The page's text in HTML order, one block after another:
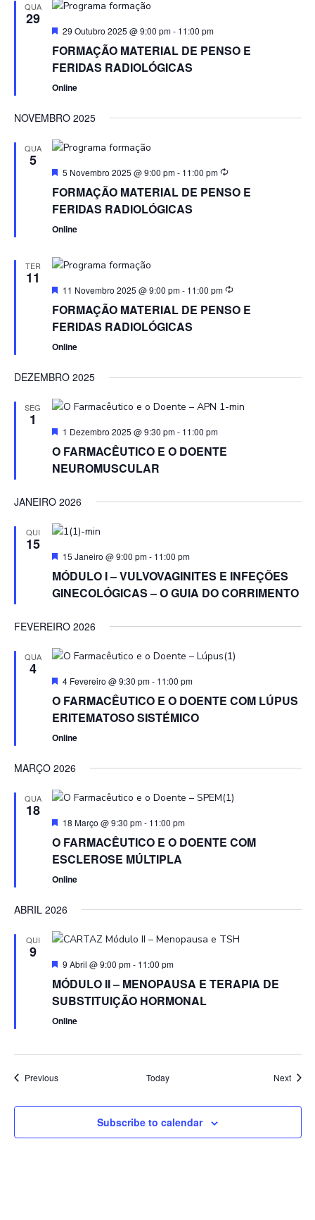
QUA
29
Featured
29 Outubro 2025 @ 9:00 pm- 11:00 pm
FORMAÇÃO MATERIAL DE PENSO E
FERIDAS RADIOLÓGICAS
Online
NOVEMBRO 2025
QUA
5
Featured
5 Novembro 2025 @ 9:00 pm- 11:00 pm
FORMAÇÃO MATERIAL DE PENSO E
FERIDAS RADIOLÓGICAS
Online
TER
11
Featured
11 Novembro 2025 @ 9:00 pm- 11:00 pm
FORMAÇÃO MATERIAL DE PENSO E
FERIDAS RADIOLÓGICAS
Online
DEZEMBRO 2025
SEG
1
Featured
1 Dezembro 2025 @ 9:30 pm- 11:00 pm
O FARMACÊUTICO E O DOENTE
NEUROMUSCULAR
JANEIRO 2026
QUI
15
Featured
15 Janeiro @ 9:00 pm- 11:00 pm
MÓDULO I – VULVOVAGINITES E INFEÇÕES
GINECOLÓGICAS – O GUIA DO CORRIMENTO
FEVEREIRO 2026
QUA
4
Featured
4 Fevereiro @ 9:30 pm- 11:00 pm
O FARMACÊUTICO E O DOENTE COM LÚPUS
ERITEMATOSO SISTÉMICO
Online
MARÇO 2026
QUA
18
Featured
18 Março @ 9:30 pm- 11:00 pm
O FARMACÊUTICO E O DOENTE COM
ESCLEROSE MÚLTIPLA
Online
ABRIL 2026
QUI
9
Featured
9 Abril @ 9:00 pm- 11:00 pm
MÓDULO II – MENOPAUSA E TERAPIA DE
SUBSTITUIÇÃO HORMONAL
Online
PreviousEvents Today Next
Subscribe to calendar